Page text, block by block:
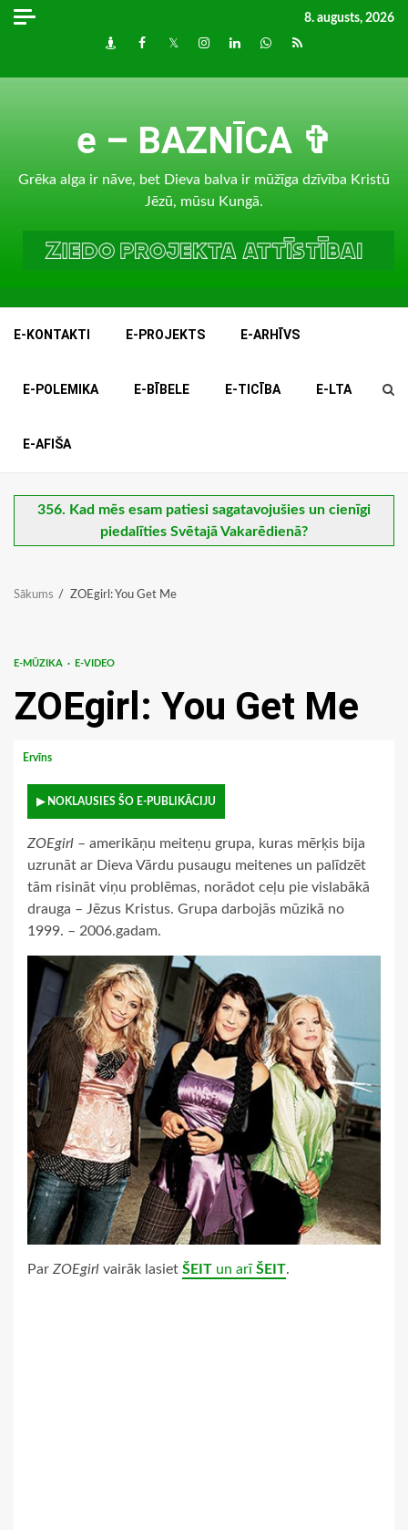
Skip
8. augusts, 2026
DraugiemFacebook
TwitterInstagram
LinkedInwhatsapp
RSS
e – BAZNĪCA ✞
Grēka alga ir nāve, bet Dieva balva ir mūžīga dzīvība Kristū
Jēzū, mūsu Kungā.
E-KONTAKTI E-PROJEKTS E-ARHĪVS
E-POLEMIKA E-BĪBELE E-TICĪBA E-LTA
E-AFIŠA
356. Kad mēs esam patiesi sagatavojušies un cienīgi
piedalīties Svētajā Vakarēdienā?
Sākums ZOEgirl: You Get Me
E-MŪZIKA E-VIDEO
ZOEgirl: You Get Me
Ervīns
▶ NOKLAUSIES ŠO E-PUBLIKĀCIJU
ZOEgirl – amerikāņu meiteņu grupa, kuras mērķis bija
uzrunāt ar Dieva Vārdu pusaugu meitenes un palīdzēt
tām risināt viņu problēmas, norādot ceļu pie vislabākā
drauga – Jēzus Kristus. Grupa darbojās mūzikā no
1999. – 2006.gadam.
Par ZOEgirl vairāk lasiet ŠEIT un arīŠEIT.